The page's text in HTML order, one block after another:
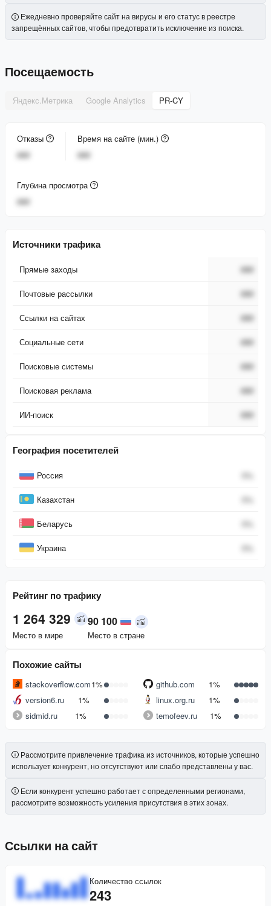
Ежедневно проверяйте сайт на вирусы и его статус в реестре
запрещённых сайтов, чтобы предотвратить исключение из поиска.
Посещаемость
Яндекс.Метрика Google Analytics PR-CY
Отказы
###
Время на сайте (мин.)
###
Глубина просмотра
###
Источники трафика
Прямые заходы ###
Почтовые рассылки ###
Ссылки на сайтах ###
Социальные сети ###
Поисковые системы ###
Поисковая реклама ###
ИИ-поиск ###
География посетителей
Россия 0%
Казахстан 0%
Беларусь 0%
Украина 0%
Рейтинг по трафику
1 264 329
Место в мире
90 100
Место в стране
Похожие сайты
stackoverflow.com1% github.com
1%
version6.ru
1% linux.org.ru
1%
sidmid.ru
1% temofeev.ru 1%
Рассмотрите привлечение трафика из источников, которые успешно
использует конкурент, но отсутствуют или слабо представлены у вас.
Если конкурент успешно работает с определенными регионами,
рассмотрите возможность усиления присутствия в этих зонах.
Ссылки на сайт
Количество ссылок
243